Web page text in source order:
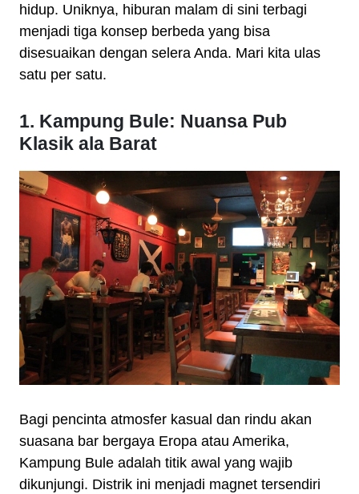
hidup. Uniknya, hiburan malam di sini terbagi
menjadi tiga konsep berbeda yang bisa
disesuaikan dengan selera Anda. Mari kita ulas
satu per satu.
1. Kampung Bule: Nuansa Pub
Klasik ala Barat
Bagi pencinta atmosfer kasual dan rindu akan
suasana bar bergaya Eropa atau Amerika,
Kampung Bule adalah titik awal yang wajib
dikunjungi. Distrik ini menjadi magnet tersendiri